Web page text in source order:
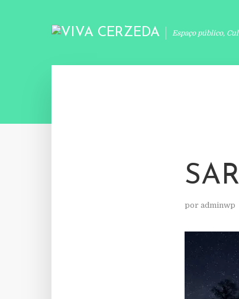
Espaço público,
por adminwp